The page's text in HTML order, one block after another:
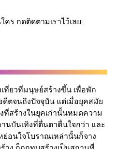
ร กดติดตามเราไว้เลย:
ที่ยวที่มนุษย์สร้างขึ้น เพื่อพัก
ตจนถึงปัจจุบัน แต่เมื่อยุคสมัย
ที่สร้างในยุคเก่านั้นหมดความ
นบันเทิงที่ตื่นตาตื่นใจกว่า และ
อนใจโบราณเหล่านั้นก็จาง